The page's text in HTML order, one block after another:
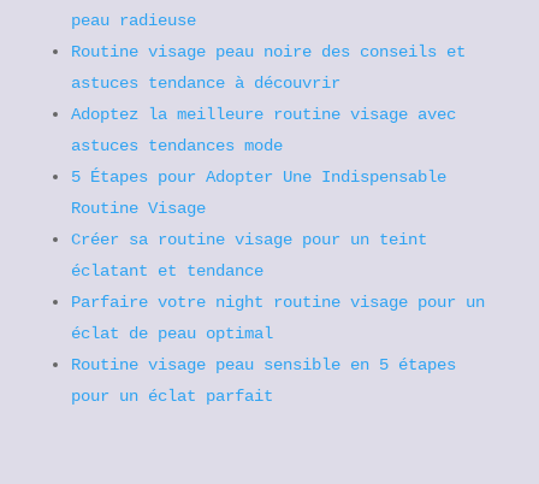
peau radieuse
Routine visage peau noire des conseils et
astuces tendance à découvrir
Adoptez la meilleure routine visage avec
astuces tendances mode
5 Étapes pour Adopter Une Indispensable
Routine Visage
Créer sa routine visage pour un teint
éclatant et tendance
Parfaire votre night routine visage pour un
éclat de peau optimal
Routine visage peau sensible en 5 étapes
pour un éclat parfait